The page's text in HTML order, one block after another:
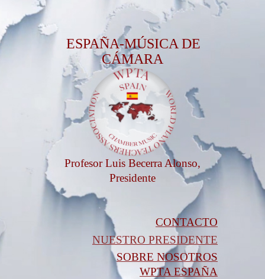
ESPAÑA-MÚSICA DE
CÁMARA
Profesor Luis Becerra Alonso,
Presidente
CONTACTO
NUESTRO PRESIDENTE
SOBRE NOSOTROS
WPTA ESPAÑA